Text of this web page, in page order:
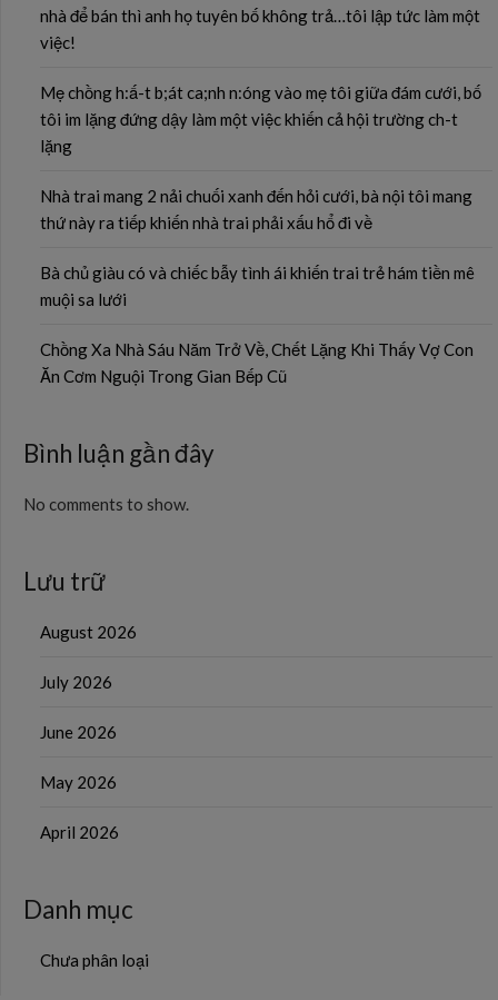
nhà để bán thì anh họ tuyên bố không trả…tôi lập tức làm một
việc!
Mẹ chồng h:ấ-t b;át ca;nh n:óng vào mẹ tôi giữa đám cưới, bố
tôi im lặng đứng dậy làm một việc khiến cả hội trường ch-t
lặng
Nhà trai mang 2 nải chuối xanh đến hỏi cưới, bà nội tôi mang
thứ này ra tiếp khiến nhà trai phải xấu hổ đi về
Bà chủ giàu có và chiếc bẫy tình ái khiến trai trẻ hám tiền mê
muội sa lưới
Chồng Xa Nhà Sáu Năm Trở Về, Chết Lặng Khi Thấy Vợ Con
Ăn Cơm Nguội Trong Gian Bếp Cũ
Bình luận gần đây
No comments to show.
Lưu trữ
August 2026
July 2026
June 2026
May 2026
April 2026
Danh mục
Chưa phân loại